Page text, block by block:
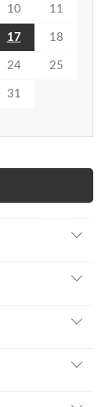
10 11
17 18
24 25
31